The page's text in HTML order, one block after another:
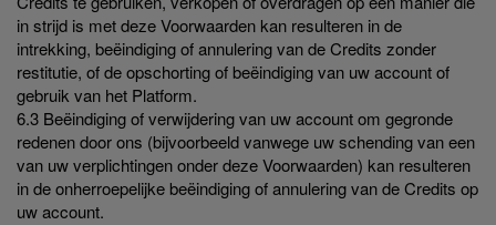
in strijd is met deze Voorwaarden kan resulteren in de
intrekking, beëindiging of annulering van de Credits zonder
restitutie, of de opschorting of beëindiging van uw account of
gebruik van het Platform.
6.3 Beëindiging of verwijdering van uw account om gegronde
redenen door ons (bijvoorbeeld vanwege uw schending van een
van uw verplichtingen onder deze Voorwaarden) kan resulteren
in de onherroepelijke beëindiging of annulering van de Credits op
uw account.